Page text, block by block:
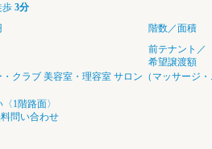
歩 3分
階数／面積
前テナント／
希望譲渡額
・クラブ 美容室・理容室 サロン（マッサージ
1階路面〉
問い合わせ